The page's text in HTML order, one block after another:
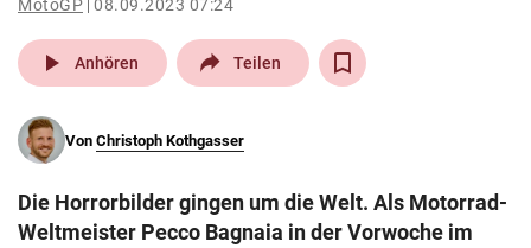
pin_drop
Wien arrow_right
search
eingeben
MotoGP 08.09.2023 07:24
play_arrow Anhören Teilen
Von Christoph Kothgasser
Die Horrorbilder gingen um die Welt. Als Motorrad-
Weltmeister Pecco Bagnaia in der Vorwoche im